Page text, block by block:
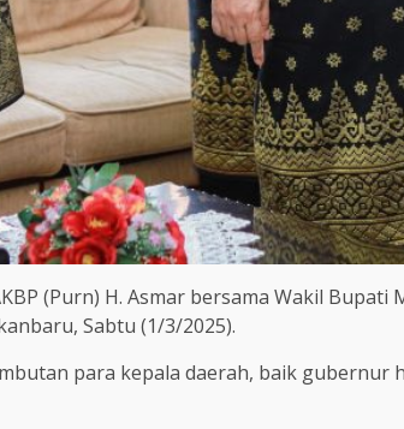
(Purn) H. Asmar bersama Wakil
Sabtu (1/3/2025).
para kepala daerah, baik